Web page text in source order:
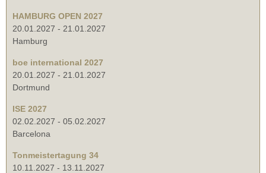
HAMBURG OPEN 2027
20.01.2027 - 21.01.2027
Hamburg
boe international 2027
20.01.2027 - 21.01.2027
Dortmund
ISE 2027
02.02.2027 - 05.02.2027
Barcelona
Tonmeistertagung 34
10.11.2027 - 13.11.2027